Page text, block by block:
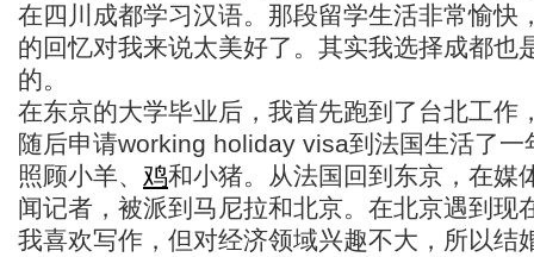
在四川成都学习汉语。那段留学生活非常愉快
的回忆对我来说太美好了。其实我选择成都也
的。
在东京的大学毕业后，我首先跑到了台北工作
随后申请working holiday visa到法国生活了一
照顾小羊、 鸡和小猪。从法国回到东京，在媒
闻记者，被派到马尼拉和北京。在北京遇到现
我喜欢写作，但对经济领域兴趣不大，所以结